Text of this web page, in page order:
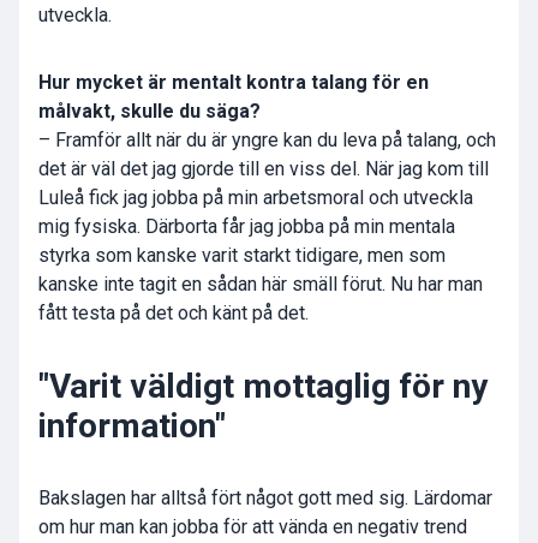
utveckla.
Hur mycket är mentalt kontra talang för en
målvakt, skulle du säga?
– Framför allt när du är yngre kan du leva på talang, och
det är väl det jag gjorde till en viss del. När jag kom till
Luleå fick jag jobba på min arbetsmoral och utveckla
mig fysiska. Därborta får jag jobba på min mentala
styrka som kanske varit starkt tidigare, men som
kanske inte tagit en sådan här smäll förut. Nu har man
fått testa på det och känt på det.
"Varit väldigt mottaglig för ny
information"
Bakslagen har alltså fört något gott med sig. Lärdomar
om hur man kan jobba för att vända en negativ trend